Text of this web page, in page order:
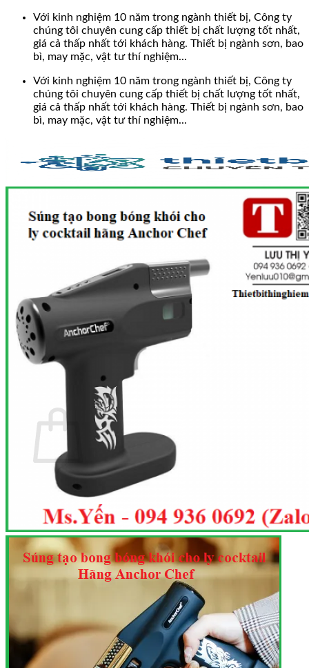
Với kinh nghiệm 10 năm trong ngành thiết bị, Công ty
chúng tôi chuyên cung cấp thiết bị chất lượng tốt nhất,
giá cả thấp nhất tới khách hàng. Thiết bị ngành sơn, bao
bì, may mặc, vật tư thí nghiệm...
Với kinh nghiệm 10 năm trong ngành thiết bị, Công ty
chúng tôi chuyên cung cấp thiết bị chất lượng tốt nhất,
giá cả thấp nhất tới khách hàng. Thiết bị ngành sơn, bao
bì, may mặc, vật tư thí nghiệm...
Search
for:
Trang chủ
Giới thiệu
Sản phẩm
Tin tức
Liên hệ
No products in the cart.
Return to shop